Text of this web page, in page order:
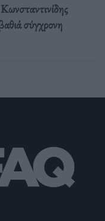
σύγχρονη